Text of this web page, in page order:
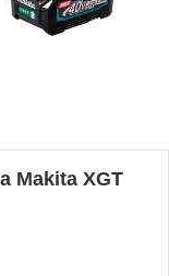
Makita XGT